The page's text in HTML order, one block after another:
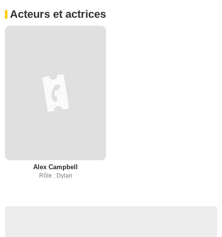
Acteurs et actrices
Alex Campbell
Rôle : Dylan